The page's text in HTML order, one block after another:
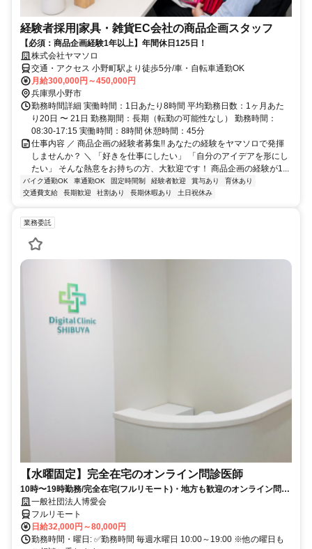
経験者採用|家具・雑貨EC会社の商品企画スタッフ
【必須：商品企画経験1年以上】年間休日125日！
株式会社ヤマソロ
交通・アクセス 小野町駅より徒歩5分/車・自転車通勤OK
月給300,000円～450,000円
兵庫県小野市
勤務時間詳細 実働時間：1日あたり8時間 平均勤務日数：1ヶ月あた
り20日 〜 21日 勤務期間：長期（転勤の可能性なし） 勤務時間：
08:30-17:15 実働時間：8時間 休憩時間：45分
仕事内容 ／ 商品企画の経験者募集!! あなたの経験をヤマソロで発揮
しませんか？ ＼ 「好きを仕事にしたい」 「自分のアイデアを形にし
たい」 そんな熱意をお持ちの方、大歓迎です！ 商品企画の経験が1...
バイク通勤OK 車通勤OK 固定時間制 経験者歓迎 賞与あり
育休あり
交通費支給
長期歓迎 社割あり 長期休暇あり 土日祝休み
業務委託
【水曜固定】完全在宅のオンライン問診医師
10時〜19時勤務/完全在宅(フルリモート)・地方も歓迎のオンライン問診
業務一般社団法人博愛会
フルリモート
日給32,000円～80,000円
勤務時間・曜日: ✅勤務時間 毎週水曜日 10:00～19:00 ※他の曜日も